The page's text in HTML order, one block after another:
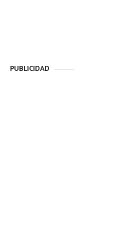
PUBLICIDAD